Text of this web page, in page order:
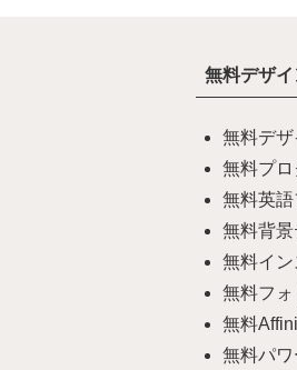
無料デザ
無料デ
無料プ
無料英語
無料背
無料イン
無料フ
無料
無料パ